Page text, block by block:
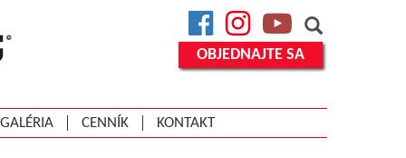
FacebookInstagramYouTube
OBJEDNAJTE SA
GALÉRIA CENNÍK KONTAKT